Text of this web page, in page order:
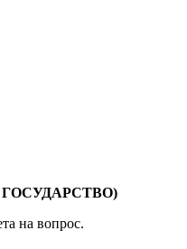
ГОСУДАРСТВО)
на вопрос.